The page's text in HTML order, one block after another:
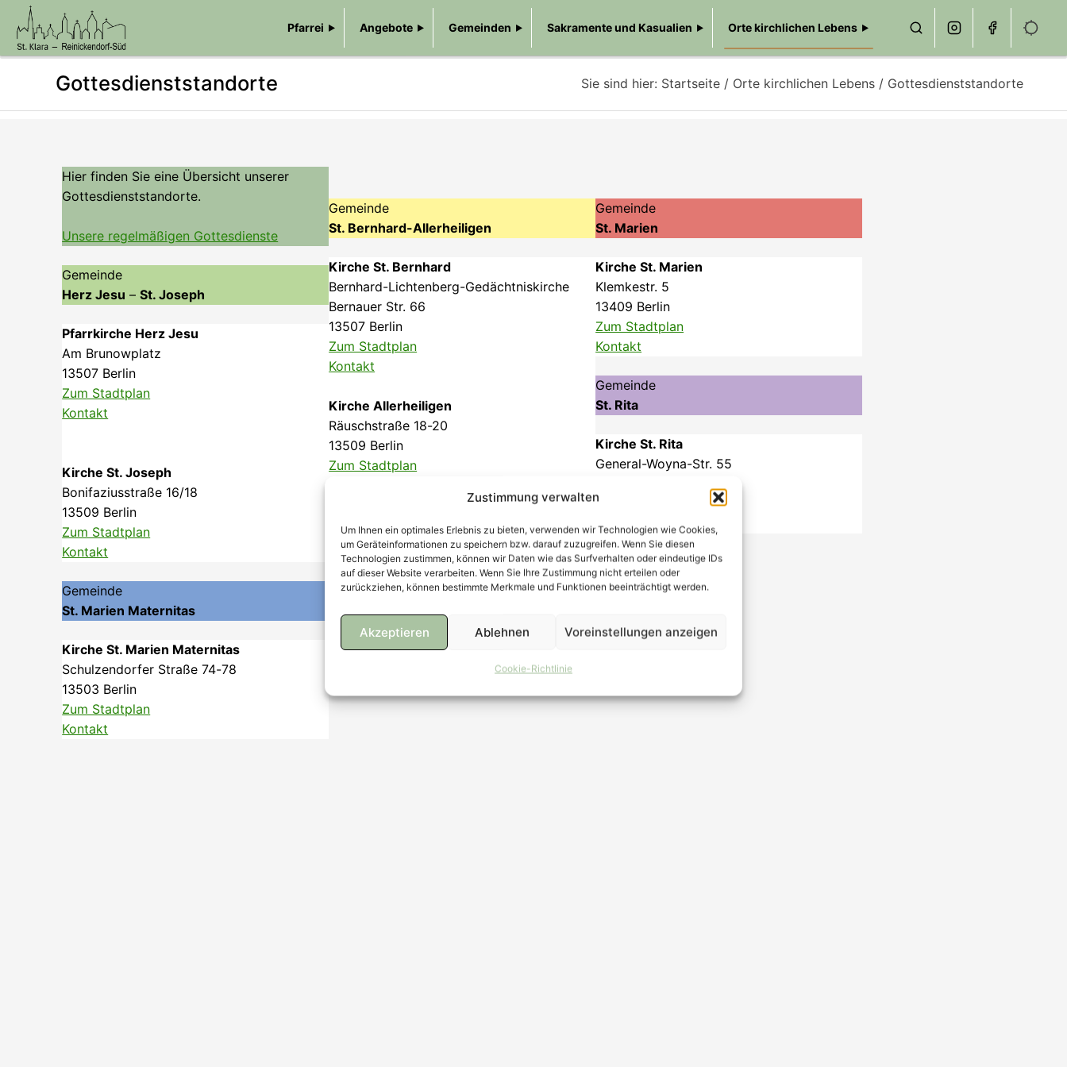
Zustimmung verwalten
Um Ihnen ein optimales Erlebnis zu bieten, verwenden wir Technologien wie Cookies,
um Geräteinformationen zu speichern bzw. darauf zuzugreifen. Wenn Sie diesen
Technologien zustimmen, können wir Daten wie das Surfverhalten oder eindeutige IDs
auf dieser Website verarbeiten. Wenn Sie Ihre Zustimmung nicht erteilen oder
zurückziehen, können bestimmte Merkmale und Funktionen beeinträchtigt werden.
Akzeptieren Ablehnen Voreinstellungen anzeigen
Cookie-Richtlinie
Pfarrei Angebote Gemeinden Sakramente und Kasualien Orte kirchlichen Lebens
Gottesdienststandorte Sie sind hier: Startseite/ Orte kirchlichen Lebens/ Gottesdienststandorte
Hier finden Sie eine Übersicht unserer
Gottesdienststandorte.
Unsere regelmäßigen Gottesdienste
Gemeinde
Herz Jesu –St. Joseph
Pfarrkirche Herz Jesu
Am Brunowplatz
13507 Berlin
Zum Stadtplan
Kontakt
Kirche St. Joseph
Bonifaziusstraße 16/18
13509 Berlin
Zum Stadtplan
Kontakt
Gemeinde
St. Marien Maternitas
Kirche St. Marien Maternitas
Schulzendorfer Straße 74-78
13503 Berlin
Zum Stadtplan
Kontakt
Gemeinde
St. Bernhard-Allerheiligen
Kirche St. Bernhard
Bernhard-Lichtenberg-Gedächtniskirche
Bernauer Str. 66
13507 Berlin
Zum Stadtplan
Kontakt
Kirche Allerheiligen
Räuschstraße 18-20
13509 Berlin
Zum Stadtplan
Gemeinde
St. Marien
Kirche St. Marien
Klemkestr. 5
13409 Berlin
Zum Stadtplan
Kontakt
Gemeinde
St. Rita
Kirche St. Rita
General-Woyna-Str. 55
Zum Stadtplan
Kontakt